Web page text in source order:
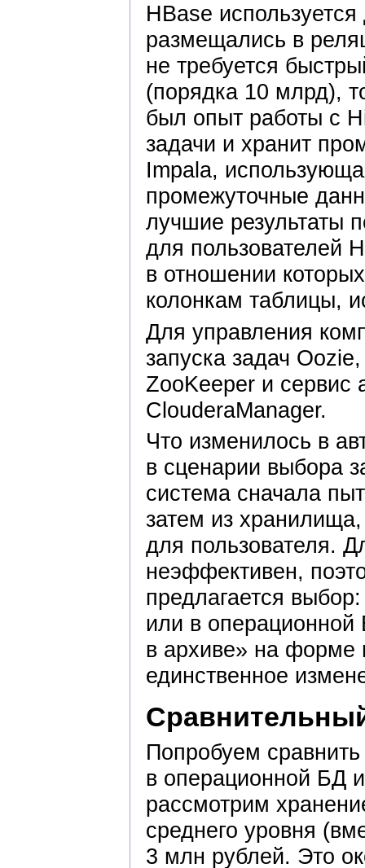
HBase
размещались в
не требуется
(порядка 10 млрд),
был опыт работы с
задачи и хранит
Impala,
промежуточные
лучшие результаты
для пользователей
в отношении
колонкам таблицы,
Для управления
запуска задач
ZooKeeper и сервис
ClouderaManager.
Что изменилось в
в сценарии выбора
система сначала
затем из
для пользователя.
неэффективен,
предлагается
или в
в архиве» на форме
единственное
Попробуем
в операционной БД
рассмотрим
среднего уровня
3 млн рублей. Это